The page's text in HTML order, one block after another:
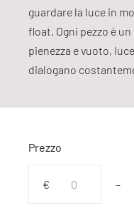
guardare la luce in
float. Ogni pezzo è
pienezza e vuoto,
dialogano
Prezzo
€
–